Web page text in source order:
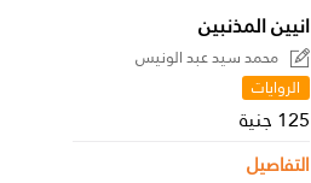
انيين المذنبين
محمد سيد عبد الونيس
الروايات
125 جنية
التفاصيل